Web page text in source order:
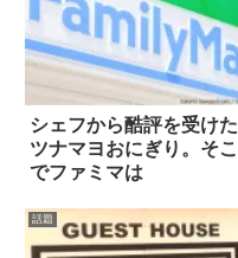
シェフから酷評を受けた
ツナマヨおにぎり。そこ
でファミマは
話題